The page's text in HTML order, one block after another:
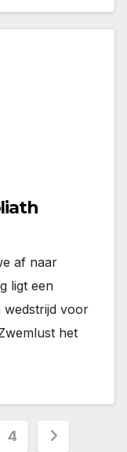
af naar
ligt een
wedstrijd voor
het
4